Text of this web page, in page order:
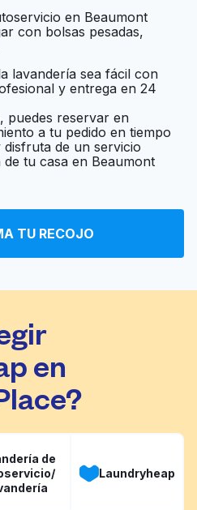
Ir al sitio web
Ir al sitio web
Ir al sitio web
en Beaumont
con bolsas pesadas,
lavandería sea fácil con
y entrega en 24
puedes reservar en
a tu pedido en tiempo
disfruta de un servicio
tu casa en Beaumont
TU RECOJO
en
de
Laundryheap